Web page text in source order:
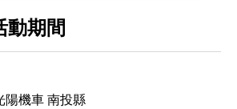
動期間
陽機車 南投縣